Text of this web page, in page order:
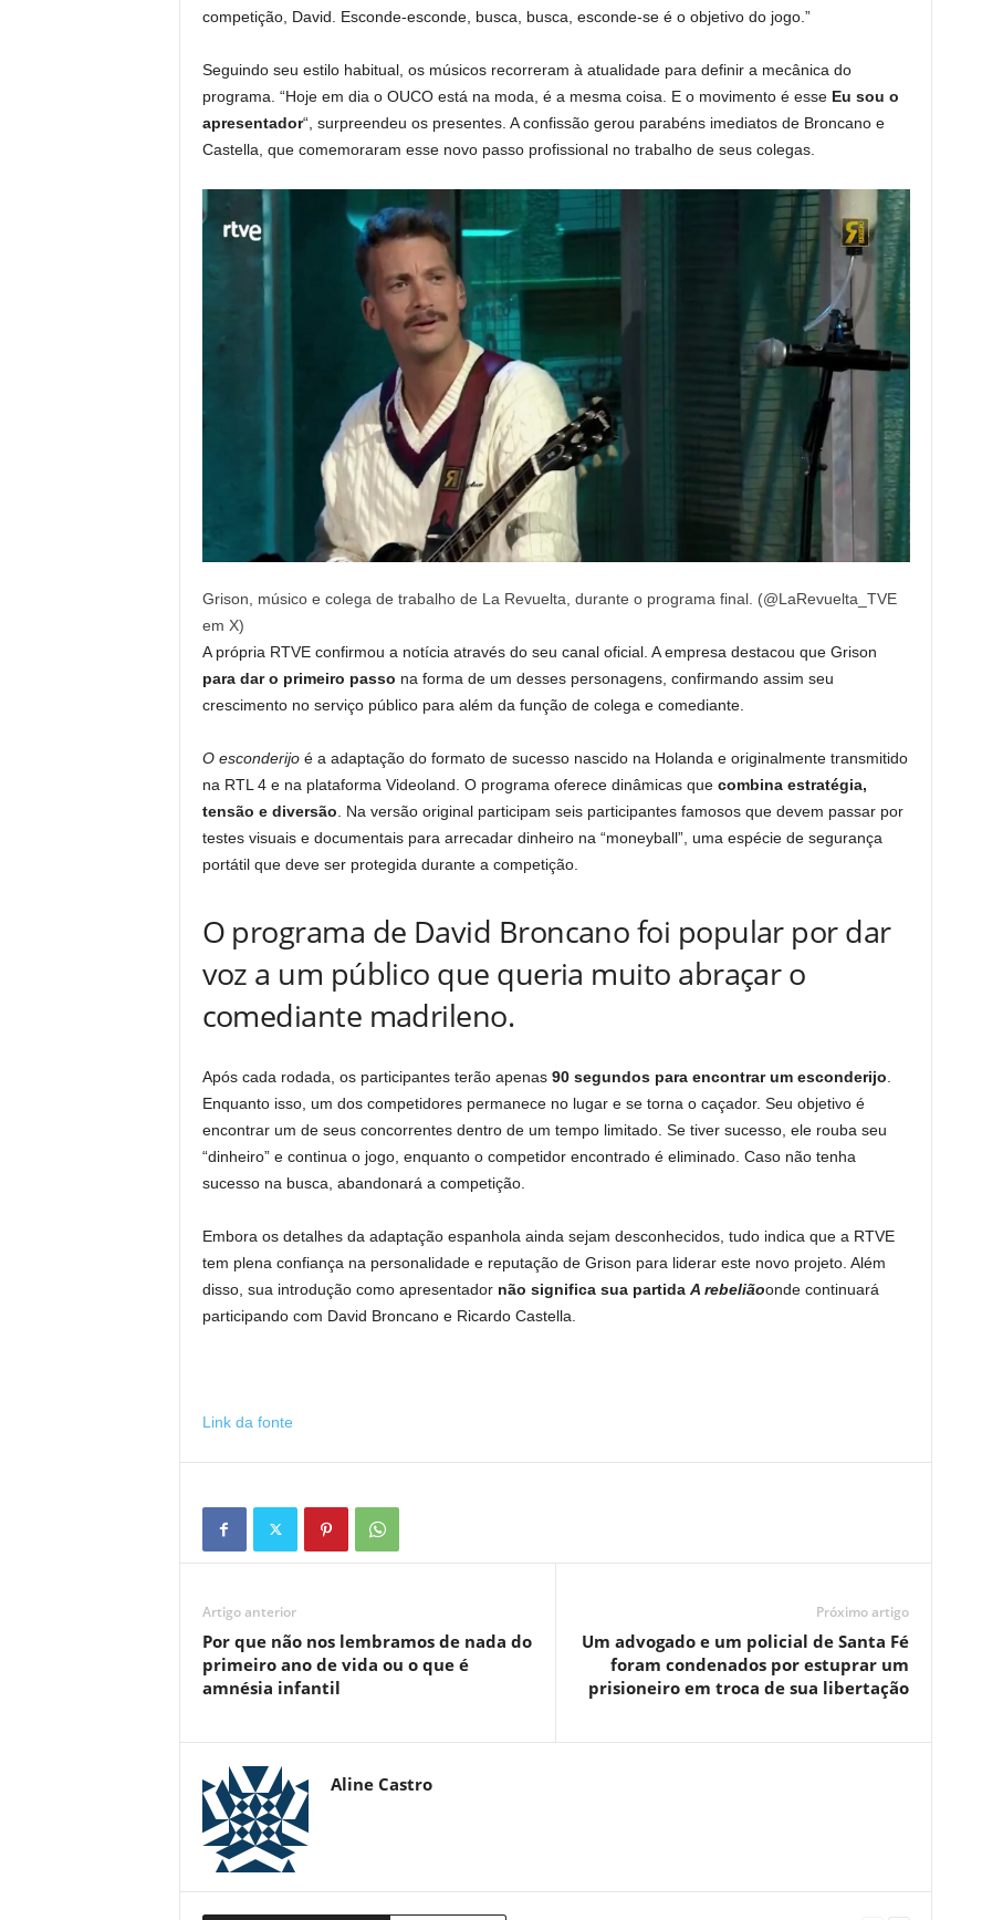
competição, David. Esconde-esconde, busca, busca, esconde-se é o objetivo do jogo.”
Seguindo seu estilo habitual, os músicos recorreram à atualidade para definir a mecânica do
programa. “Hoje em dia o OUCO está na moda, é a mesma coisa. E o movimento é esse Eu sou o
apresentador“, surpreendeu os presentes. A confissão gerou parabéns imediatos de Broncano e
Castella, que comemoraram esse novo passo profissional no trabalho de seus colegas.
Grison, músico e colega de trabalho de La Revuelta, durante o programa final. (@LaRevuelta_TVE
em X)
A própria RTVE confirmou a notícia através do seu canal oficial. A empresa destacou que Grison
para dar o primeiro passo na forma de um desses personagens, confirmando assim seu
crescimento no serviço público para além da função de colega e comediante.
O esconderijoé a adaptação do formato de sucesso nascido na Holanda e originalmente transmitido
na RTL 4 e na plataforma Videoland. O programa oferece dinâmicas que combina estratégia,
tensão e diversão. Na versão original participam seis participantes famosos que devem passar por
testes visuais e documentais para arrecadar dinheiro na “moneyball”, uma espécie de segurança
portátil que deve ser protegida durante a competição.
O programa de David Broncano foi popular por dar
voz a um público que queria muito abraçar o
comediante madrileno.
Após cada rodada, os participantes terão apenas 90 segundos para encontrar um esconderijo.
Enquanto isso, um dos competidores permanece no lugar e se torna o caçador. Seu objetivo é
encontrar um de seus concorrentes dentro de um tempo limitado. Se tiver sucesso, ele rouba seu
“dinheiro” e continua o jogo, enquanto o competidor encontrado é eliminado. Caso não tenha
sucesso na busca, abandonará a competição.
Embora os detalhes da adaptação espanhola ainda sejam desconhecidos, tudo indica que a RTVE
tem plena confiança na personalidade e reputação de Grison para liderar este novo projeto. Além
disso, sua introdução como apresentadornão significa sua partida A rebeliãoonde continuará
participando com David Broncano e Ricardo Castella.
Link da fonte
Artigo anterior
Por que não nos lembramos de nada do
primeiro ano de vida ou o que é
amnésia infantil
Próximo artigo
Um advogado e um policial de Santa Fé
foram condenados por estuprar um
prisioneiro em troca de sua libertação
Aline Castro